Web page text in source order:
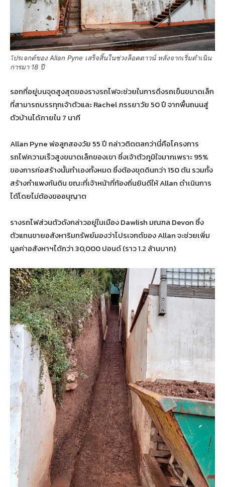
โปรเจกต์ของ Allan Pyne เสร็จสิ้นในช่วงล็อคดาวน์ หลังจากเริ่มดำเนิน
การมา 18 ปี
รอกที่อยู่บนจุดสูงสุดของรางรถไฟจะช่วยในการดึงรถเข็นขนาดเล็ก
ที่สามารถบรรทุกเจ้าตัวและ Rachel ภรรยาวัย 50 ปี จากพื้นถนนสู่
ตัวบ้านได้ภายใน 7 นาที
Allan Pyne พ่อลูกสองวัย 55 ปี กล่าวติดตลกว่านี่คือโครงการ
รถไฟความเร็วสูงขนาดเล็กของเขา ซึ่งเจ้าตัวภูมิใจมากเพราะ 95%
ของการก่อสร้างนั้นทำเองทั้งหมด ซึ่งต้องขุดดินกว่า 150 ตัน รวมทั้ง
สร้างกำแพงกันดิน ขณะที่เจ้าหน้าที่ท้องถิ่นยินดีให้ Allan ดำเนินการ
ได้โดยไม่ต้องขออนุญาต
รางรถไฟส่วนตัวดังกล่าวอยู่ในเมือง Dawlish มณฑล Devon ซึ่ง
ตัวแทนขายอสังหาริมทรัพย์มองว่าโปรเจกต์ของ Allan จะช่วยเพิ่ม
มูลค่าอสังหาฯได้กว่า 30,000 ปอนด์ (ราว 1.2 ล้านบาท)